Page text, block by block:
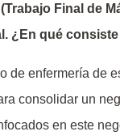
Final de
¿En qué
de enfermería de
consolidar un
en este